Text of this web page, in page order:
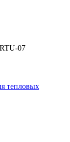
07
тепловых